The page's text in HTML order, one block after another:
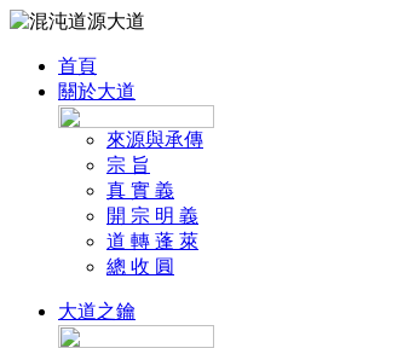
首頁
關於大道
來源與承傳
宗 旨
真 實 義
開 宗 明 義
道 轉 蓬 萊
總 收 圓
大道之鑰